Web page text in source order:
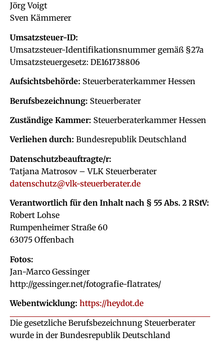
Jörg Voigt
Sven Kämmerer
Umsatzsteuer-ID:
Umsatzsteuer-Identifikationsnummer gemäß §27a
Umsatzsteuergesetz: DE161738806
Aufsichtsbehörde: Steuerberaterkammer Hessen
Berufsbezeichnung: Steuerberater
Zuständige Kammer: Steuerberaterkammer Hessen
Verliehen durch: Bundesrepublik Deutschland
Datenschutzbeauftragte/r:
Tatjana Matrosov – VLK Steuerberater
datenschutz@vlk-steuerberater.de
Verantwortlich für den Inhalt nach § 55 Abs. 2 RStV:
Robert Lohse
Rumpenheimer Straße 60
63075 Offenbach
Fotos:
Jan-Marco Gessinger
http://gessinger.net/fotografie-flatrates/
Webentwicklung: https://heydot.de
Die gesetzliche Berufsbezeichnung Steuerberater
wurde in der Bundesrepublik Deutschland